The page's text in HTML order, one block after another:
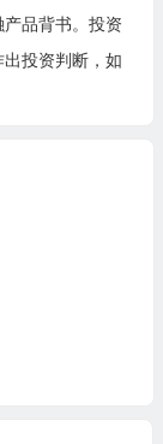
品背书。投资
投资判断，如